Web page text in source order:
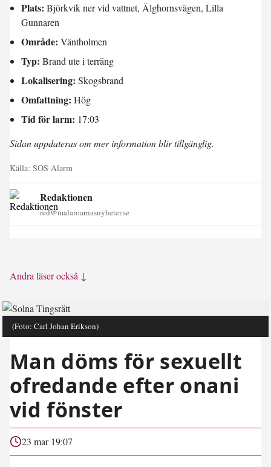
Plats: Björkvik ner vid vattnet, Älghornsvägen, Lilla
Gunnaren
Område: Väntholmen
Typ: Brand ute i terräng
Lokalisering: Skogsbrand
Omfattning: Hög
Tid för larm: 17:03
Sidan uppdateras om mer information blir tillgänglig.
Källa: SOS Alarm
Redaktionen
red@malaroarnasnyheter.se
Andra läser också ↓
(Foto: Carl Johan Erikson)
Man döms för sexuellt
ofredande efter onani
vid fönster
23 mar 19:07